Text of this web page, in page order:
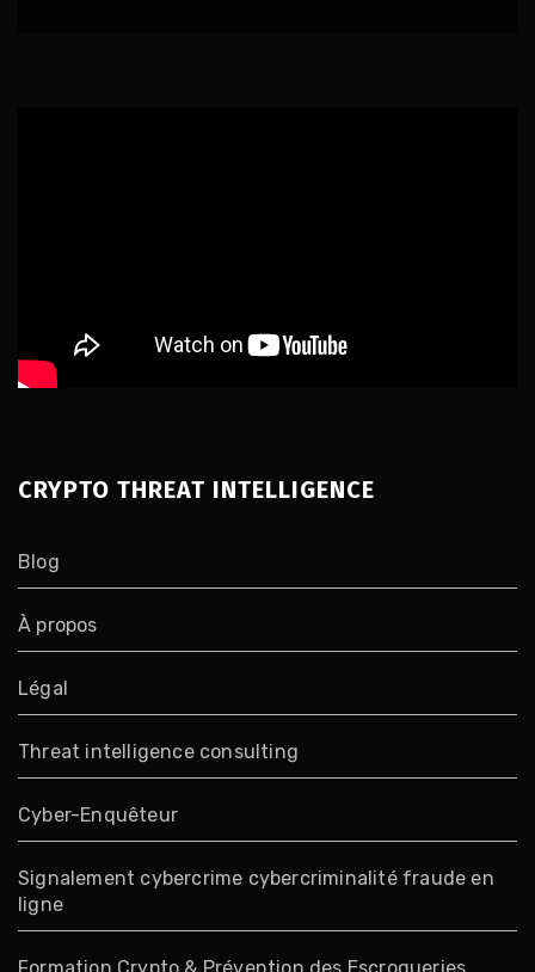
CRYPTO THREAT INTELLIGENCE
Blog
À propos
Légal
Threat intelligence consulting
Cyber-Enquêteur
Signalement cybercrime cybercriminalité fraude en
ligne